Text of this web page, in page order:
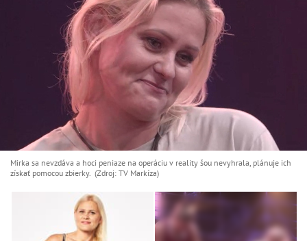
Mirka sa nevzdáva a hoci peniaze na operáciu v reality šou nevyhrala, plánuje ich
získať pomocou zbierky. (Zdroj: TV Markíza)